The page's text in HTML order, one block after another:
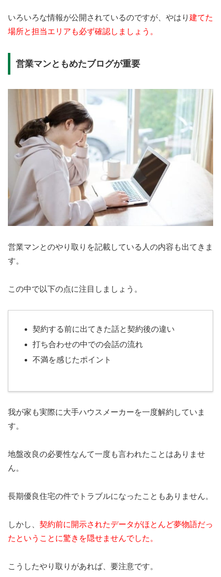
いろいろな情報が公開されているのですが、やはり 建てた
場所と担当エリアも必ず確認しましょう。
営業マンともめたブログが重要
営業マンとのやり取りを記載している人の内容も出てきま
す。
この中で以下の点に注目しましょう。
契約する前に出てきた話と契約後の違い
打ち合わせの中での会話の流れ
不満を感じたポイント
我が家も実際に大手ハウスメーカーを一度解約していま
す。
地盤改良の必要性なんて一度も言われたことはありませ
ん。
長期優良住宅の件でトラブルになったこともありません。
しかし、 契約前に開示されたデータがほとんど夢物語だっ
たということに驚きを隠せませんでした。
こうしたやり取りがあれば、要注意です。